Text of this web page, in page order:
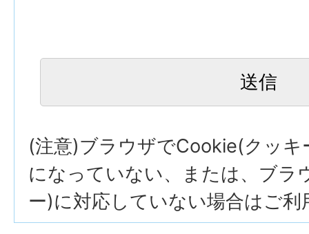
(注意)ブラウザでCookie(クッキ
になっていない、または、ブラ
ー)に対応していない場合はご利